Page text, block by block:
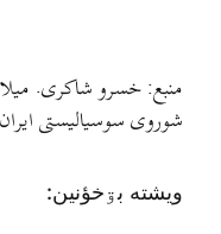
منبع: خسرو شاکری.
شوروی سوسیالیستی ایران:
ويشته بۊخؤنين: